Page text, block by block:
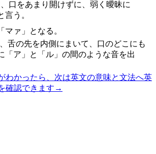
、口をあまり開けずに、弱く曖昧に
言う。
マァ」となる。
、舌の先を内側にまいて、口のどこにも
「ア」と「ル」の間のような音を出
わかったら、次は英文の意味と文法へ英
確認できます →